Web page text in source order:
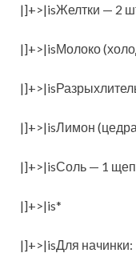
|]+>|isЖелтки — 2
|]+>|isМолоко
|]+>|isЛимон
|]+>|isСоль — 1
|]+>|is*
|]+>|isДля начинки: